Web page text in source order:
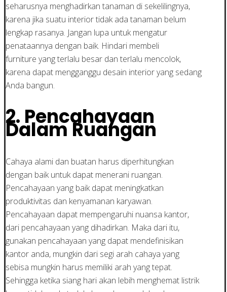
seharusnya menghadirkan tanaman di sekelilingnya,
karena jika suatu interior tidak ada tanaman belum
lengkap rasanya. Jangan lupa untuk mengatur
penataannya dengan baik. Hindari membeli
furniture yang terlalu besar dan terlalu mencolok,
karena dapat mengganggu desain interior yang sedang
Anda bangun.
2. Pencahayaan
Dalam Ruangan
Cahaya alami dan buatan harus diperhitungkan
dengan baik untuk dapat menerani ruangan.
Pencahayaan yang baik dapat meningkatkan
produktivitas dan kenyamanan karyawan.
Pencahayaan dapat mempengaruhi nuansa kantor,
dari pencahayaan yang dihadirkan. Maka dari itu,
gunakan pencahayaan yang dapat mendefinisikan
kantor anda, mungkin dari segi arah cahaya yang
sebisa mungkin harus memiliki arah yang tepat.
Sehingga ketika siang hari akan lebih menghemat listrik